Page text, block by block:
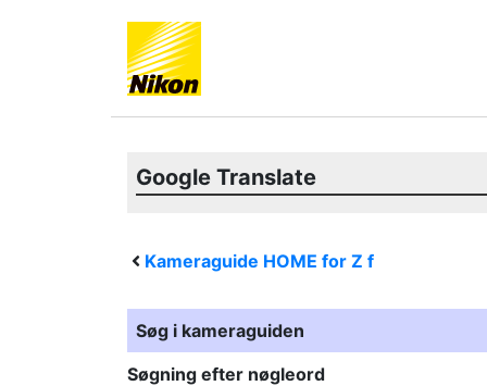
Google Translate
Kameraguide HOME for Z f
Søg i kameraguiden
Søgning efter nøgleord